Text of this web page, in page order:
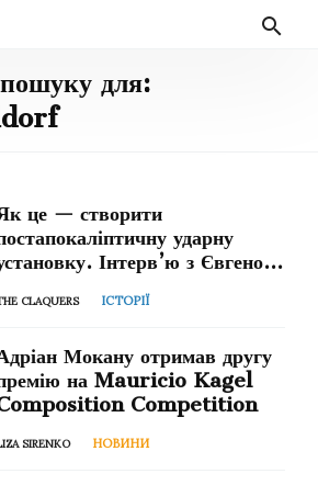
для:
це — створити
ударну
Інтерв’ю з Євгеном
CLAQUERS ІСТОРІЇ
Мокану отримав другу
на Mauricio Kagel
Competition
SIRENKO НОВИНИ